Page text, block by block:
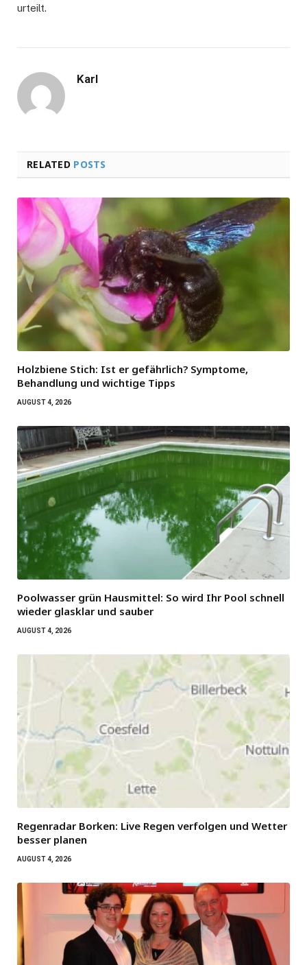
urteilt.
Karl
RELATED POSTS
Holzbiene Stich: Ist er gefährlich? Symptome,
Behandlung und wichtige Tipps
AUGUST 4, 2026
Poolwasser grün Hausmittel: So wird Ihr Pool schnell
wieder glasklar und sauber
AUGUST 4, 2026
Regenradar Borken: Live Regen verfolgen und Wetter
besser planen
AUGUST 4, 2026